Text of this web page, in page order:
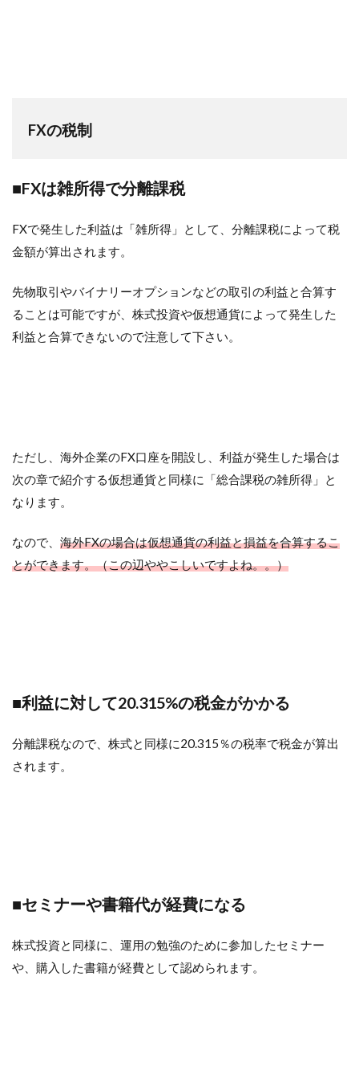
FXの税制
■FXは雑所得で分離課税
FXで発生した利益は「雑所得」として、分離課税によって税
金額が算出されます。
先物取引やバイナリーオプションなどの取引の利益と合算す
ることは可能ですが、株式投資や仮想通貨によって発生した
利益と合算できないので注意して下さい。
ただし、海外企業のFX口座を開設し、利益が発生した場合は
次の章で紹介する仮想通貨と同様に「総合課税の雑所得」と
なります。
なので、 海外FXの場合は仮想通貨の利益と損益を合算するこ
とができます。（この辺ややこしいですよね。。）
■利益に対して20.315%の税金がかかる
分離課税なので、株式と同様に20.315％の税率で税金が算出
されます。
■セミナーや書籍代が経費になる
株式投資と同様に、運用の勉強のために参加したセミナー
や、購入した書籍が経費として認められます。